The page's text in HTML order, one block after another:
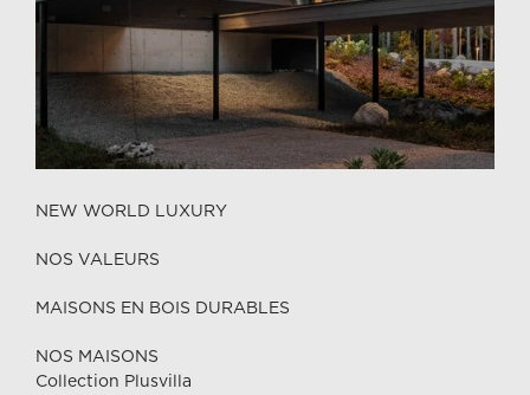
NEW WORLD LUXURY
NOS VALEURS
MAISONS EN BOIS DURABLES
NOS MAISONS
Collection Plusvilla